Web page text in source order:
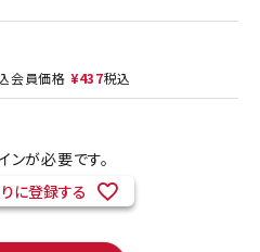
会員価格 ¥437税込
が必要です。
に登録する